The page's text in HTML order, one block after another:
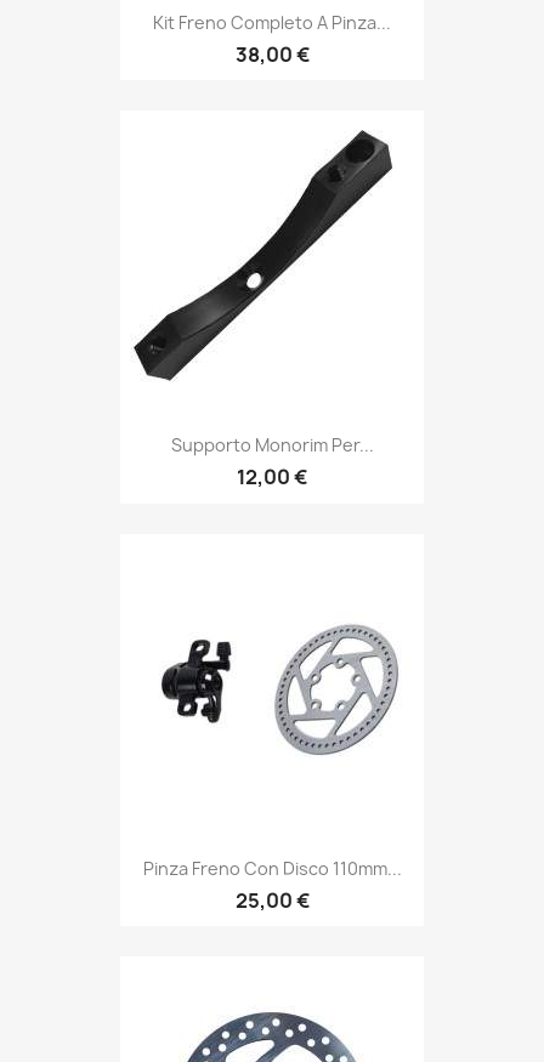
Kit Freno Completo A Pinza...
38,00 €
Supporto Monorim Per...
12,00 €
Pinza Freno Con Disco 110mm...
25,00 €